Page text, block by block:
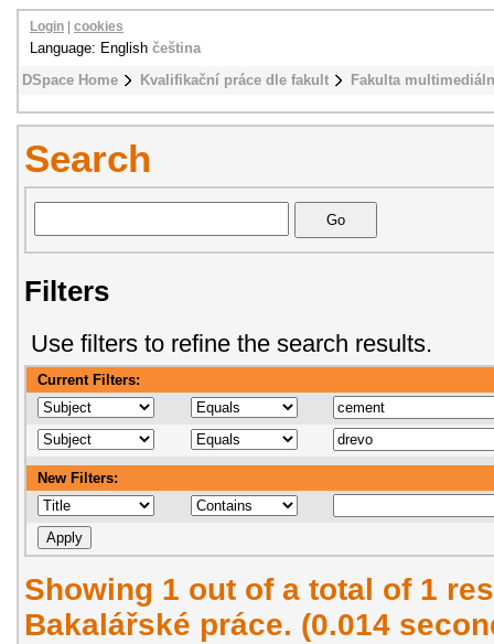
DSpace Home Kvalifikační práce dle fakult Fakulta
Login cookies
Language: English čeština
Search
Filters
Use filters to refine the search results.
Current Filters:
New Filters:
Showing 1 out of a total of 1
Bakalářské práce. (0.014